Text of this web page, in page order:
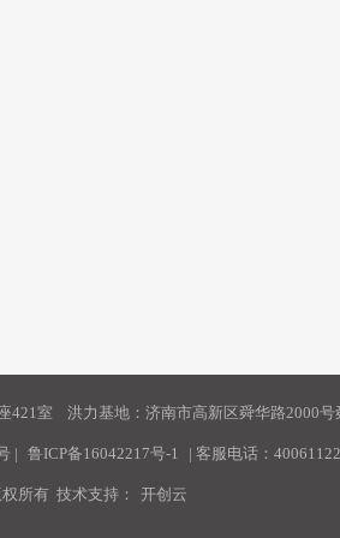
421室 洪力基地：济南市高新区舜华路2000号
| 鲁ICP备16042217号-1 | 客服电话：
所有 技术支持： 开创云